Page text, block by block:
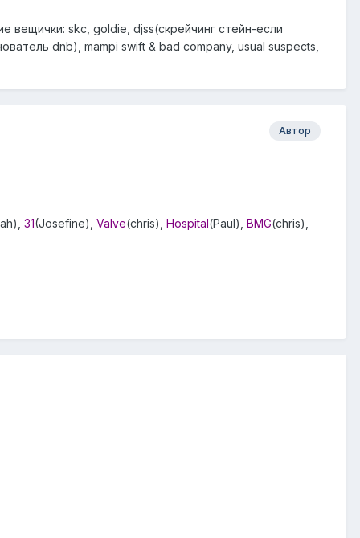
вещички: skc goldie djss(скрейчинг стейн-если
dnb), mampi swift & bad company, usual suspects
Автор
31(Josefine), Valve(chris), Hospital(Paul), BMG(chris),